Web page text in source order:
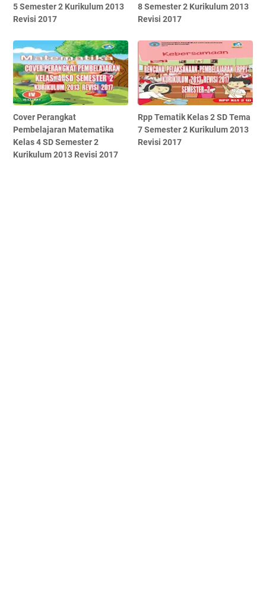
5 Semester 2 Kurikulum 2013
Revisi 2017
8 Semester 2 Kurikulum 2013
Revisi 2017
Cover Perangkat
Pembelajaran Matematika
Kelas 4 SD Semester 2
Kurikulum 2013 Revisi 2017
Rpp Tematik Kelas 2 SD Tema
7 Semester 2 Kurikulum 2013
Revisi 2017